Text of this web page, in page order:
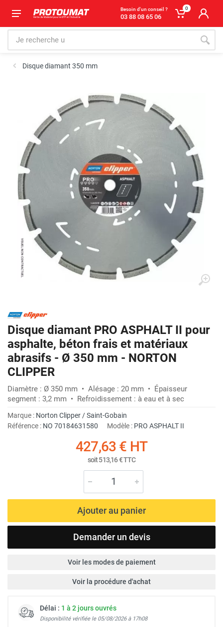
Besoin d'un conseil ?
03 88 08 65 06
0
Disque diamant 350 mm
Disque diamant PRO ASPHALT II pour
asphalte, béton frais et matériaux
abrasifs - Ø 350 mm - NORTON
CLIPPER
Diamètre : Ø 350 mm • Alésage : 20 mm • Épaisseur
segment : 3,2 mm • Refroidissement : à eau et à sec
Marque : Norton Clipper / Saint-Gobain
Référence : NO 70184631580 Modèle : PRO ASPHALT II
427,63 € HT
soit513,16 €TTC
Ajouter au panier
Demander un devis
Voir les modes de paiement
Voir la procédure d'achat
Délai : 1 à 2 jours ouvrés
Disponibilité vérifiée le 05/08/2026 à 17h08